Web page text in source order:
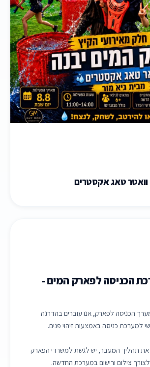
הכניסה לפארק המים -
הכניסה לפארק, אנו עוברים בהדרגה
למערכת כניסה באמצעות זיהוי פנים.
תהליך המעבר, יש לגשת למשרדי הפארק
צילום ורישום במערכת החדשה.